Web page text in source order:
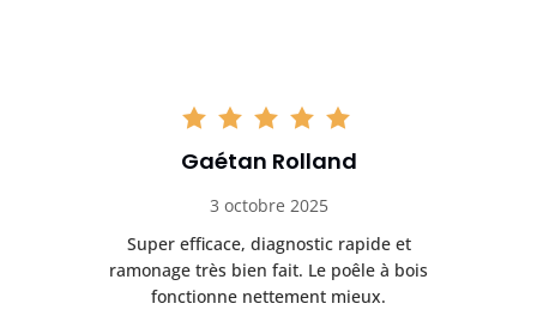
Gaétan Rolland
3 octobre 2025
Super efficace, diagnostic rapide et
ramonage très bien fait. Le poêle à bois
fonctionne nettement mieux.